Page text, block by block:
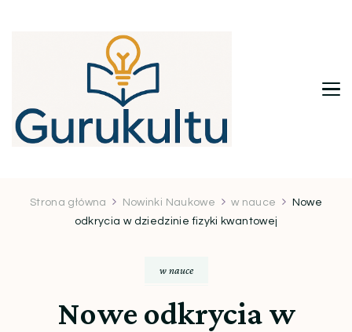
wiedzy i inspiracji
Strona główna Nowinki Naukowe w nauce
Nowe
odkrycia w dziedzinie fizyki kwantowej
w nauce
Nowe odkrycia w